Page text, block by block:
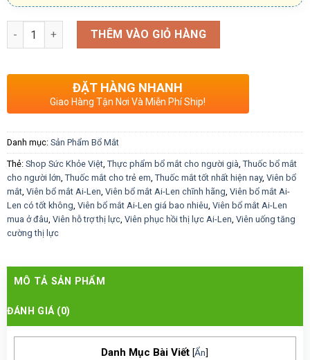
Số lượng THÊM VÀO GIỎ HÀNG
ĐẶT HÀNG NHANH
Giao Hàng Tận Nơi Và Miễn Phí Ship!
Danh mục: Sản Phẩm Bổ Mắt
Thẻ: Shop Sức Khỏe Việt, Thực phẩm bổ mắt cho người già, Thuốc bổ mắt
cho người lớn, Thuốc mắt cho trẻ em, Thuốc mắt tốt nhất hiện nay, Viên bổ
mắt, Viên bổ mắt Ai-Len, Viên bổ mắt Ai-Len chĩnh hãng, Viên bổ mắt Ai-
Len có tốt không, Viên bổ mắt Ai-Len giá bao nhiêu, Viên bổ mắt Ai-Len
mua ở đâu, Viên hỗ trợ thị lực, Viên phục hồi thị lực Ai-Len, Viên uống tăng
cường thị lực
MÔ TẢ SẢN PHẨM
ĐÁNH GIÁ (0)
Danh Mục Bài Viết [Ẩn]